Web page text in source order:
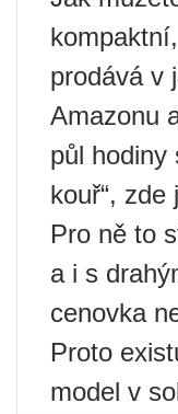
prodává v
Amazonu
půl hodiny
kouř“, zde
Pro ně to
a i s
cenovka
Proto
model v